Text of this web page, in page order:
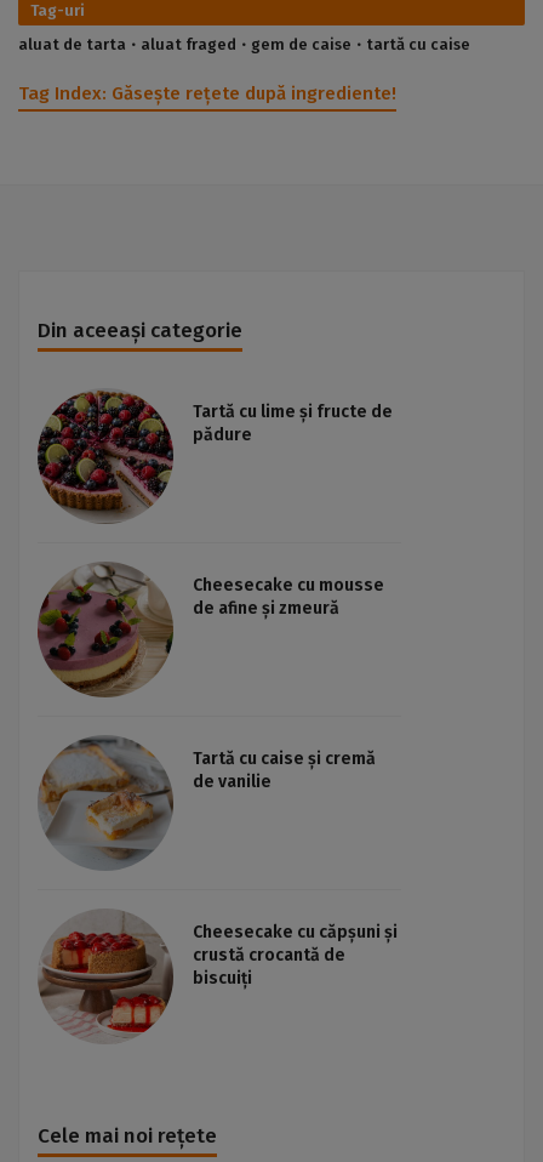
Tag-uri
aluat de tarta
aluat fraged gem de caise tartă cu caise
Tag Index: Găsește rețete după ingrediente!
Din aceeași categorie
Tartă cu lime și fructe de
pădure
Cheesecake cu mousse
de afine și zmeură
Tartă cu caise și cremă
de vanilie
Cheesecake cu căpșuni și
crustă crocantă de
biscuiți
Cele mai noi rețete